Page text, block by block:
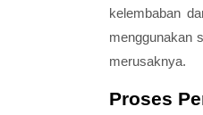
kelembaban
menggunakan
merusaknya.
Proses